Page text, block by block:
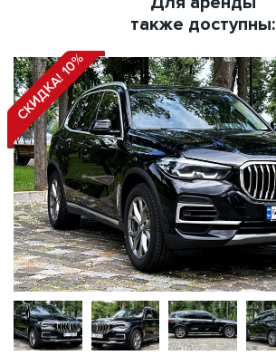
также доступны:
СКИДКА! 10%